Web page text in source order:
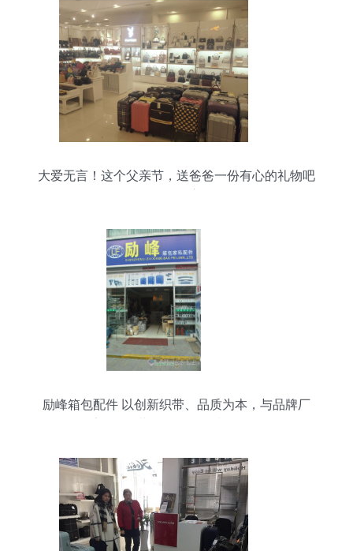
大爱无言！这个父亲节，送爸爸一份有心的礼物吧
励峰箱包配件 以创新织带、品质为本，与品牌厂